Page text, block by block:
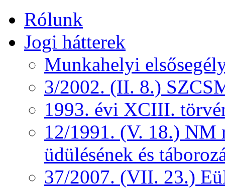
Rólunk
Jogi hátterek
Munkahelyi
3/2002. (II. 8.)
1993. évi XCIII.
12/1991. (V. 18.) NM
üdülésének és
37/2007. (VII. 23.)